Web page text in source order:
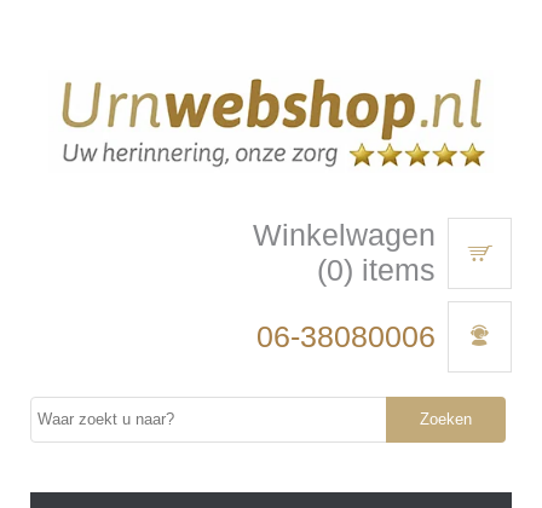
Winkelwagen
(0) items
06-38080006
Zoeken